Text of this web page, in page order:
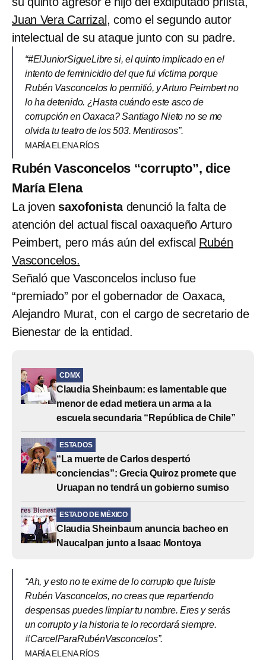
Juan Vera Carrizal , como el segundo autor
intelectual de su ataque junto con su padre.
“#ElJuniorSigueLibre si, el quinto implicado en el
intento de feminicidio del que fui víctima porque
Rubén Vasconcelos lo permitió, y Arturo Peimbert no
lo ha detenido. ¿Hasta cuándo este asco de
corrupción en Oaxaca? Santiago Nieto no se me
olvida tu teatro de los 503. Mentirosos”.
MARÍA ELENA RÍOS
Rubén Vasconcelos “corrupto”, dice
María Elena
La joven saxofonistadenunció la falta de
atención del actual fiscal oaxaqueño Arturo
Peimbert, pero más aún del exfiscal Rubén
Vasconcelos.
Señaló que Vasconcelos incluso fue
“premiado” por el gobernador de Oaxaca,
Alejandro Murat, con el cargo de secretario de
Bienestar de la entidad.
CDMX
Claudia Sheinbaum: es lamentable que
menor de edad metiera un arma a la
escuela secundaria “República de Chile”
ESTADOS
“La muerte de Carlos despertó
conciencias”: Grecia Quiroz promete que
Uruapan no tendrá un gobierno sumiso
ESTADO DE MÉXICO
Claudia Sheinbaum anuncia bacheo en
Naucalpan junto a Isaac Montoya
“Ah, y esto no te exime de lo corrupto que fuiste
Rubén Vasconcelos, no creas que repartiendo
despensas puedes limpiar tu nombre. Eres y serás
un corrupto y la historia te lo recordará siempre.
#CarcelParaRubénVasconcelos”.
MARÍA ELENA RÍOS